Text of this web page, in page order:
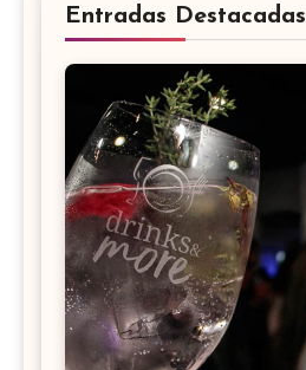
Entradas Destacadas